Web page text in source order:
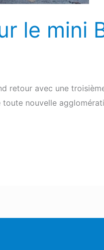
le mini
retour avec une
nouvelle